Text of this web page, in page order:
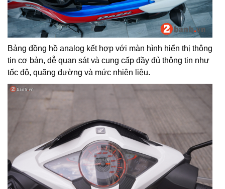
Bảng đồng hồ analog kết hợp với màn hình hiển thị thông
tin cơ bản, dễ quan sát và cung cấp đầy đủ thông tin như
tốc độ, quãng đường và mức nhiên liệu.